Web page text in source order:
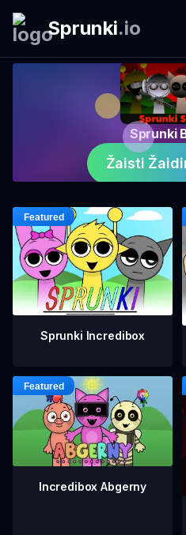
Sprunki.io
Sprunki
Žaisti
Sprunki Incredibox
Incredibox Abgerny